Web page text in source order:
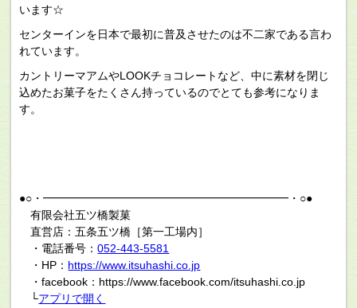
います☆
センターインを日本で最初に普及させたのは不二家である言わ
れています。
カントリーマアムやLOOKチョコレートなど、中に素材を閉じ
込めたお菓子をたくさん持っているのでとても参考になりま
す。
●○・━━━━━━━━━━━━━━━━━━━━━━・○●
有限会社五ツ橋製菓
直営店：五条五ツ橋［第一工場内］
・電話番号：052-443-5581
・HP： https://www.itsuhashi.co.jp
・facebook：https://www.facebook.com/itsuhashi.co.jp
└アプリで開く